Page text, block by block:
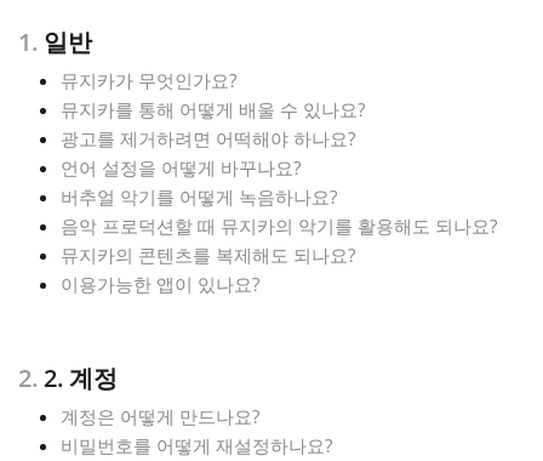
हिन्दी
Italiano
日本語
1. 일반
뮤지카가 무엇인가요?
뮤지카를 통해 어떻게 배울 수 있나요?
광고를 제거하려면 어떡해야 하나요?
언어 설정을 어떻게 바꾸나요?
버추얼 악기를 어떻게 녹음하나요?
음악 프로덕션할 때 뮤지카의 악기를 활용해도 되나요?
뮤지카의 콘텐츠를 복제해도 되나요?
이용가능한 앱이 있나요?
2. 2. 계정
계정은 어떻게 만드나요?
비밀번호를 어떻게 재설정하나요?